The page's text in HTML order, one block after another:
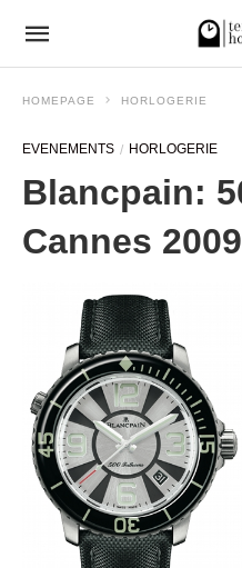
HOMEPAGE HORLOGERIE
EVENEMENTS HORLOGERIE
Blancpain:
Cannes 2009